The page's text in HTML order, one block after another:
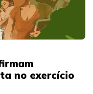
no exercício